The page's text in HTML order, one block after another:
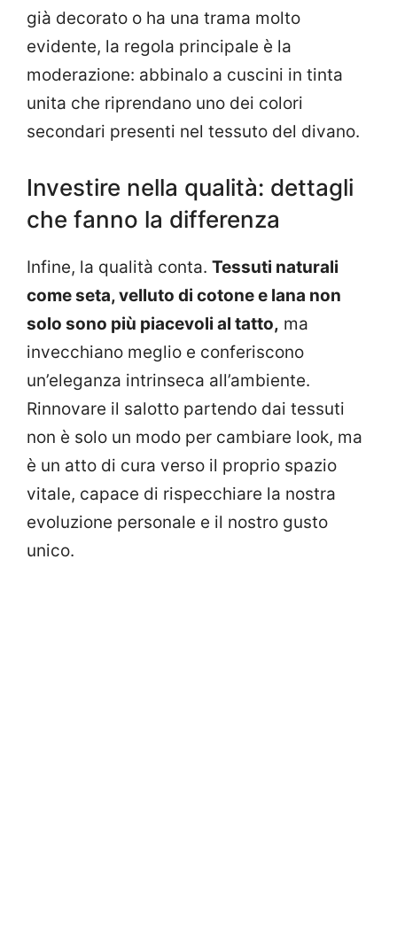
già decorato o ha una trama molto
evidente, la regola principale è la
moderazione: abbinalo a cuscini in tinta
unita che riprendano uno dei colori
secondari presenti nel tessuto del divano.
Investire nella qualità: dettagli
che fanno la differenza
Infine, la qualità conta. Tessuti naturali
come seta, velluto di cotone e lana non
solo sono più piacevoli al tatto, ma
invecchiano meglio e conferiscono
un’eleganza intrinseca all’ambiente.
Rinnovare il salotto partendo dai tessuti
non è solo un modo per cambiare look, ma
è un atto di cura verso il proprio spazio
vitale, capace di rispecchiare la nostra
evoluzione personale e il nostro gusto
unico.